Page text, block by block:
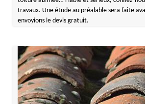
travaux. Une étude au préalable sera faite
envoyions le devis gratuit.